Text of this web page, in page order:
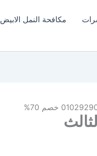
مكافحة النمل الابيض​